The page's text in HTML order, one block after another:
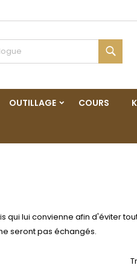
OUTILLAGE COURS
qui lui convienne afin d'éviter
seront pas échangés.
des produits à votre liste